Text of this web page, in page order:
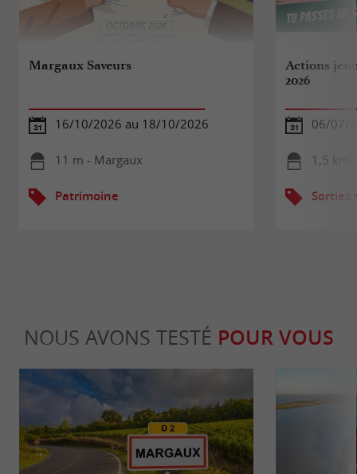
Margaux Saveurs
16/10/2026 au 18/10/2026
11 m - Margaux
Patrimoine
Actions
2026
06/07/
1,5 km
Sorties
NOUS AVONS TESTÉ POUR VOUS